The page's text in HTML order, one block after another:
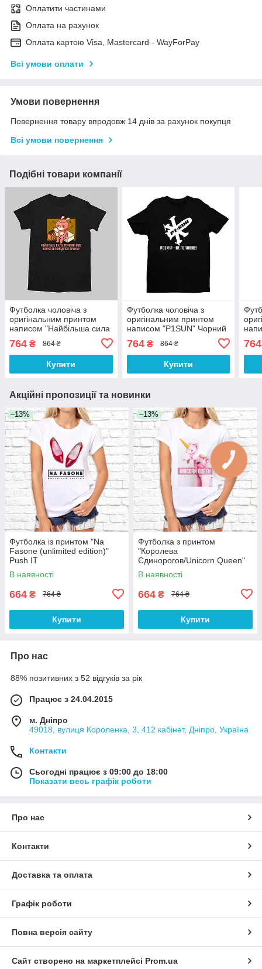
Оплатити частинами
Оплата на рахунок
Оплата картою Visa, Mastercard - WayForPay
Всі умови оплати
Умови повернення
Повернення товару впродовж 14 днів за рахунок покупця
Всі умови повернення
Подібні товари компанії
Футболка чоловіча з
оригінальним принтом
написом "Найбільша сила
тяжіння" Чорний Push IT
764 ₴ 864 ₴
Купити
Футболка чоловіча з
оригінальним принтом
написом "P1SUN" Чорний
764₴ 864 ₴
Купити
764
Акційні пропозиції та новинки
–13%
Футболка із принтом "Na
Fasone (unlimited edition)"
Push IT
В наявності
664 ₴ 764 ₴
Купити
–13%
Футболка з принтом
"Королева
Єдинорогов/Unicorn Queen"
Push IT
В наявності
664 ₴ 764 ₴
Купити
Про нас
88% позитивних з 52 відгуків за рік
Працює з 24.04.2015
м. Дніпро
49018, вулиця Короленка, 3, 412 кабінет, Дніпро, Україна
Контакти
Сьогодні працює з 09:00 до 18:00
Показати весь графік роботи
Про нас
Контакти
Доставка та оплата
Графік роботи
Повна версія сайту
Сайт створено на маркетплейсі Prom.ua